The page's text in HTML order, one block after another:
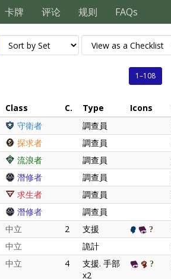
卡牌 评论 规则 FAQs
1–108
Class C. Type Icons
守衛者 調查員
探求者 調查員
流浪者 調查員
潛修者 調查員
求生者 調查員
潛修者 調查員
中立 2 支援
中立 詭計
中立 4
支援. 手部
x2